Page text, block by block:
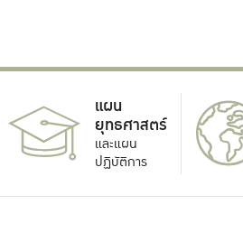
แผน
ยุทธศาสตร์
และแผน
ปฏิบัติการ